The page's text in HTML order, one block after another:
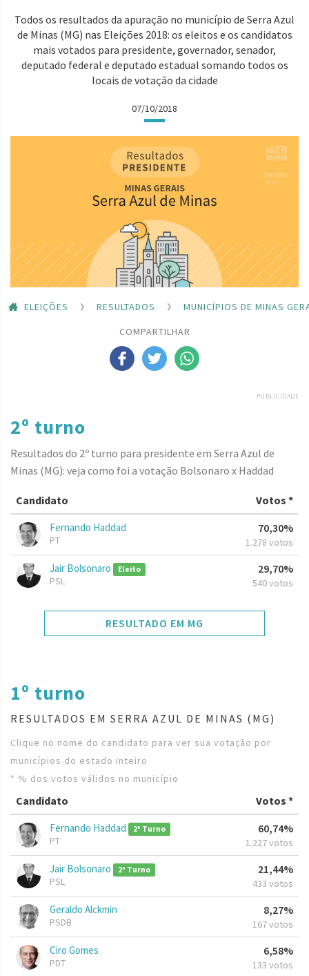
Todos os resultados da apuração no município de Serra Azul
de Minas (MG) nas Eleições 2018: os eleitos e os candidatos
mais votados para presidente, governador, senador,
deputado federal e deputado estadual somando todos os
locais de votação da cidade
07/10/2018
ELEIÇÕES RESULTADOS
MUNICÍPIOS DE MINAS
COMPARTILHAR
PUBLICIDADE
2º turno
Resultados do 2º turno para presidente em Serra Azul de
Minas (MG): veja como foi a votação Bolsonaro x Haddad
Candidato Votos *
Fernando Haddad
PT
70,30%
1.278 votos
Jair Bolsonaro Eleito
PSL
29,70%
540 votos
RESULTADO EM MG
1º turno
RESULTADOS EM SERRA AZUL DE MINAS (MG)
Clique no nome do candidato para ver sua votação por
municípios do estado inteiro
* % dos votos válidos no município
Candidato Votos *
Fernando Haddad 2º Turno
PT
60,74%
1.227 votos
Jair Bolsonaro 2º Turno
PSL
21,44%
433 votos
Geraldo Alckmin
PSDB
8,27%
167 votos
Ciro Gomes
PDT
6,58%
133 votos